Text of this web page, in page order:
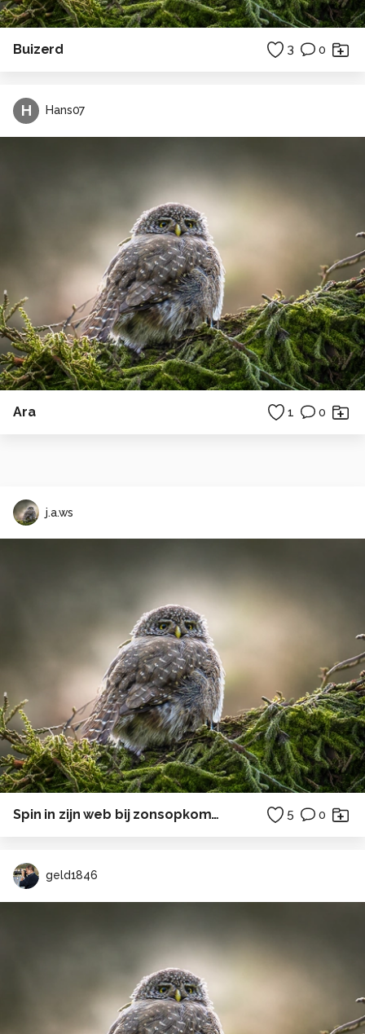
Buizerd 3 0
H Hans07
Ara 1 0
j.a.ws
Spin in zijn web bij zonsopkomst. 5 0
geld1846